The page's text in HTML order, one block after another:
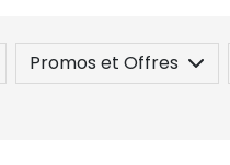
Promos et Offres